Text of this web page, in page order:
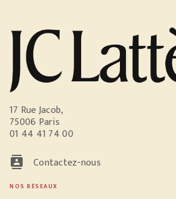
17 Rue Jacob,
75006 Paris
01 44 41 74 00
contacts Contactez-nous
NOS RÉSEAUX